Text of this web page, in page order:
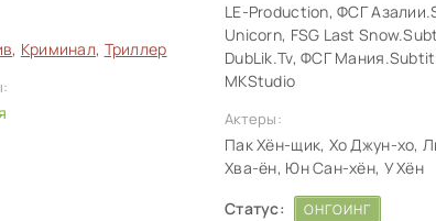
, Криминал, Триллер
LE-Production, ФСГ
Unicorn, FSG Last
DubLik.Tv, ФСГ
MKStudio
Актеры:
Пак Хён-щик, Хо Джун-хо,
Хва-ён, Юн Сан-хён, У Хён
Статус:
ОНГОИНГ